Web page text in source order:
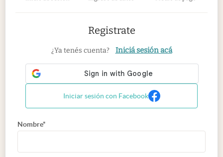
Registrate
¿Ya tenés cuenta? Iniciá sesión acá
Iniciar sesión con Facebook
Nombre*